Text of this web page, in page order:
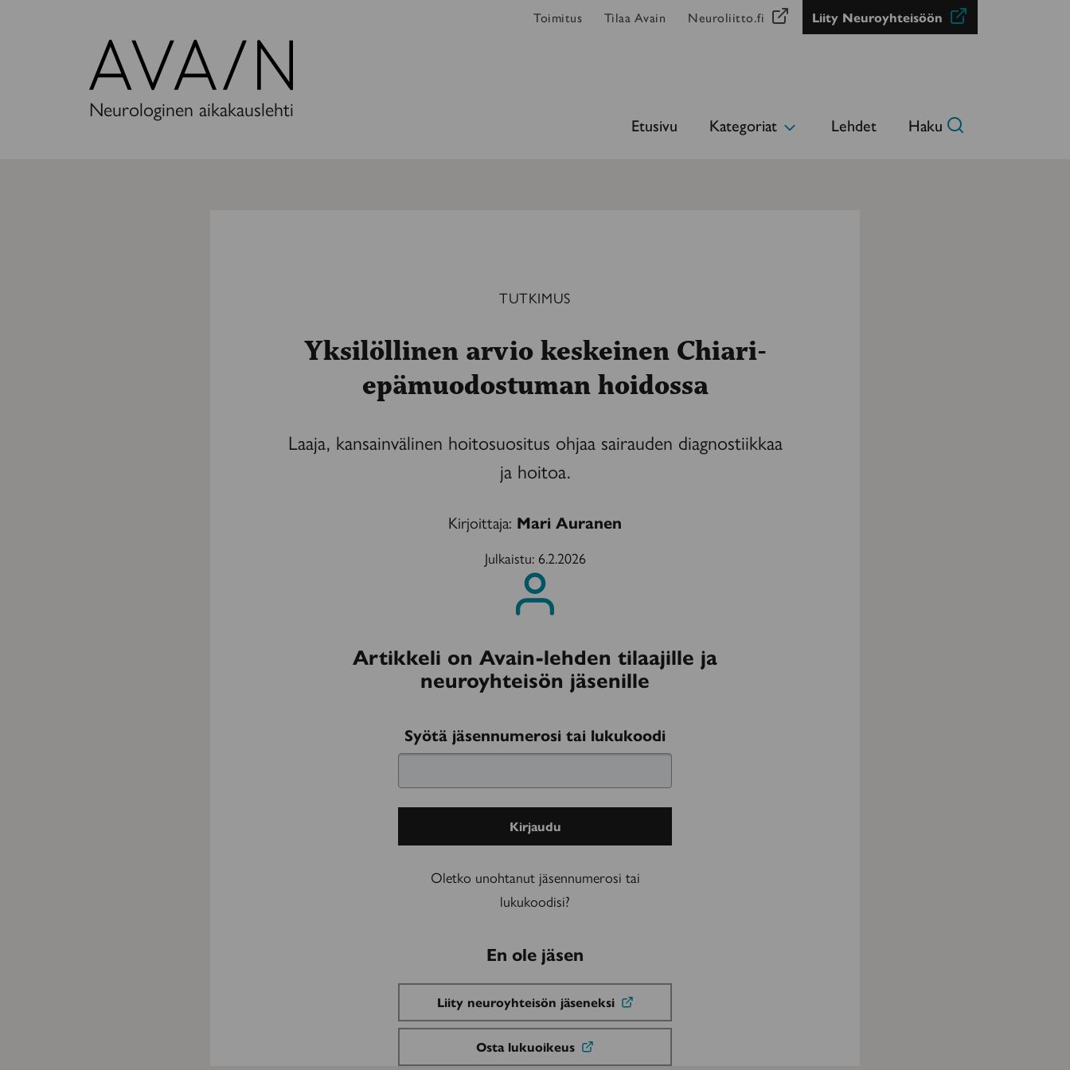
lehti
Neurologinen aikakauslehti
Toimitus Tilaa Avain Neuroliitto.fi Liity Neuroyhteisöön
Etusivu
Kategoriat
Lehdet Haku
TUTKIMUS
Yksilöllinen arvio keskeinen Chiari-
epämuodostuman hoidossa
Laaja, kansainvälinen hoitosuositus ohjaa sairauden diagnostiikkaa
ja hoitoa.
Kirjoittaja: Mari Auranen
Julkaistu: 6.2.2026
Artikkeli on Avain-lehden tilaajille ja
neuroyhteisön jäsenille
Kirjaudu
sisään
Syötä jäsennumerosi tai lukukoodi
Oletko unohtanut jäsennumerosi tai
lukukoodisi?
En ole jäsen
Liity neuroyhteisön jäseneksi
Osta lukuoikeus